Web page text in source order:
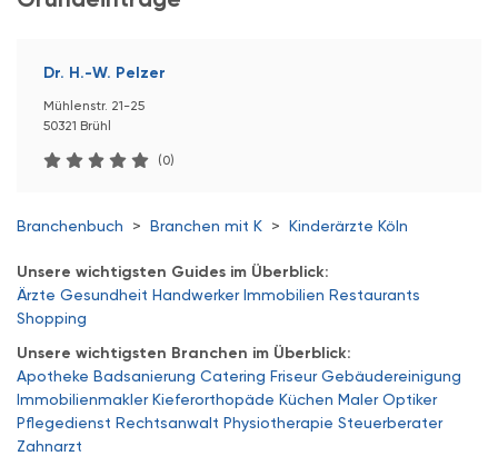
Dr. H.-W. Pelzer
Mühlenstr. 21-25
50321 Brühl
(0)
Branchenbuch > Branchen mit K > Kinderärzte Köln
Unsere wichtigsten Guides im Überblick:
Ärzte Gesundheit Handwerker Immobilien Restaurants
Shopping
Unsere wichtigsten Branchen im Überblick:
Apotheke Badsanierung Catering Friseur Gebäudereinigung
Immobilienmakler Kieferorthopäde Küchen Maler Optiker
Pflegedienst Rechtsanwalt Physiotherapie Steuerberater
Zahnarzt